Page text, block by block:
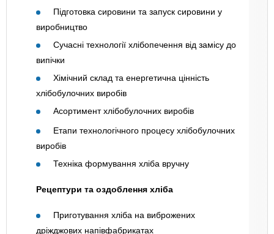
Підготовка сировини та запуск сировини у
виробництво
Сучасні технології хлібопечення від замісу до
випічки
Хімічний склад та енергетична цінність
хлібобулочних виробів
Асортимент хлібобулочних виробів
Етапи технологічного процесу хлібобулочних
виробів
Техніка формування хліба вручну
Рецептури та оздоблення хліба
Приготування хліба на виброжених
дріжджових напівфабрикатах